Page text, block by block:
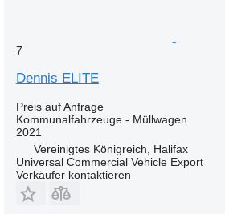
7
Dennis ELITE
Preis auf Anfrage
Kommunalfahrzeuge - Müllwagen
2021
Vereinigtes Königreich, Halifax
Universal Commercial Vehicle Export
Verkäufer kontaktieren